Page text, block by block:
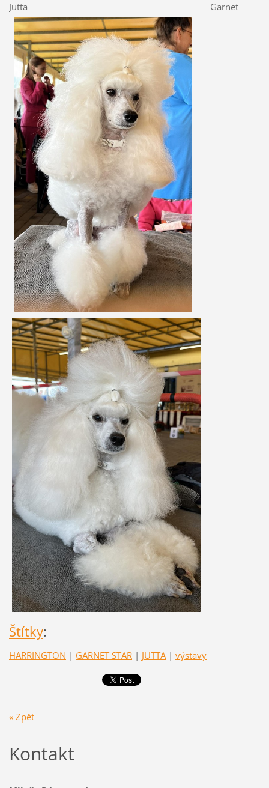
Jutta Garnet
Štítky:
HARRINGTON | GARNET STAR | JUTTA | výstavy
« Zpět
Kontakt